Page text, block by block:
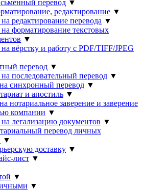
перевод ▼
редактирование ▼
редактирование перевода ▼
форматирование текстовых
▼
вёрстку и работу с PDF/TIFF/JPEG
перевод ▼
последовательный перевод ▼
синхронный перевод ▼
и апостиль ▼
нотариальное заверение и заверение
компании ▼
легализацию документов ▼
перевод личных
▼
доставку ▼
лист ▼
▼
▼